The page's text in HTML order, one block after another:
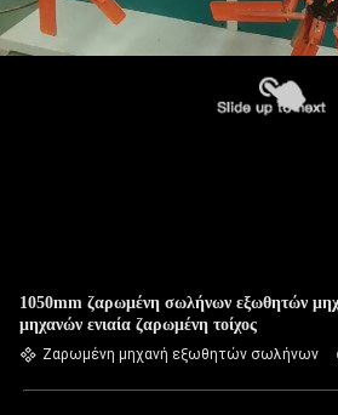
1050mm ζαρωμένη σωλήνων εξωθητών
μηχανών ενιαία ζαρωμένη τοίχος
Ζαρωμένη μηχανή εξωθητών σωλήνων